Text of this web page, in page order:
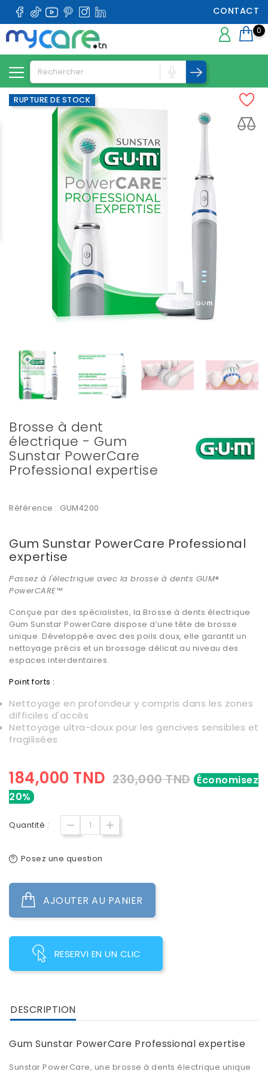
CONTACT
0
RUPTURE DE STOCK
Brosse à dent
électrique - Gum
Sunstar PowerCare
Professional expertise
Référence : GUM4200
Gum Sunstar PowerCare Professional
expertise
Passez à l'électrique avec la brosse à dents GUM®
PowerCARE™
Conçue par des spécialistes, la Brosse à dents électrique
Gum Sunstar PowerCare dispose d’une tête de brosse
unique. Développée avec des poils doux, elle garantit un
nettoyage précis et un brossage délicat au niveau des
espaces interdentaires.
Point forts :
Nettoyage en profondeur y compris dans les zones
difficiles d'accès
Nettoyage ultra-doux pour les gencives sensibles et
fragilisées
184,000 TND 230,000 TND Économisez
20%
Quantité :
Posez une question
AJOUTER AU PANIER
RESERVI EN UN CLIC
DESCRIPTION
Gum Sunstar PowerCare Professional expertise
Sunstar PowerCare, une brosse à dents électrique unique